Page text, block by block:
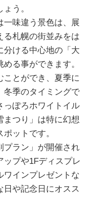
う。
一味違う景色は、展
る札幌の街並みをは
分ける中心地の「大
る事ができます。
ことができ、夏季に
冬季のタイミングで
っぽろホワイトイル
まつり」は特に幻想
ットです。
プラン」が開催され
ップや1Fディスプレ
ワインプレゼントな
日や記念日にオスス